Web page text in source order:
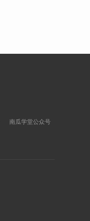
南瓜学堂公众号